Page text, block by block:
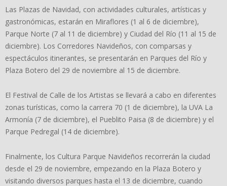
Las Plazas de Navidad, con actividades culturales, artísticas y
gastronómicas, estarán en Miraflores (1 al 6 de diciembre),
Parque Norte (7 al 11 de diciembre) y Ciudad del Río (11 al 15 de
diciembre). Los Corredores Navideños, con comparsas y
espectáculos itinerantes, se presentarán en Parques del Río y
Plaza Botero del 29 de noviembre al 15 de diciembre.
El Festival de Calle de los Artistas se llevará a cabo en diferentes
zonas turísticas, como la carrera 70 (1 de diciembre), la UVA La
Armonía (7 de diciembre), el Pueblito Paisa (8 de diciembre) y el
Parque Pedregal (14 de diciembre).
Finalmente, los Cultura Parque Navideños recorrerán la ciudad
desde el 29 de noviembre, empezando en la Plaza Botero y
visitando diversos parques hasta el 13 de diciembre, cuando